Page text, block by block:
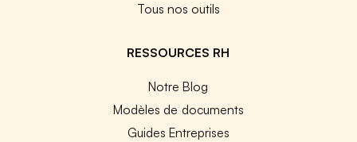
Tous nos outils
RESSOURCES RH
Notre Blog
Modèles de documents
Guides Entreprises